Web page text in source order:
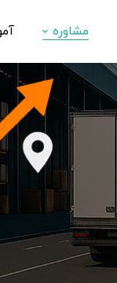
مشاوره